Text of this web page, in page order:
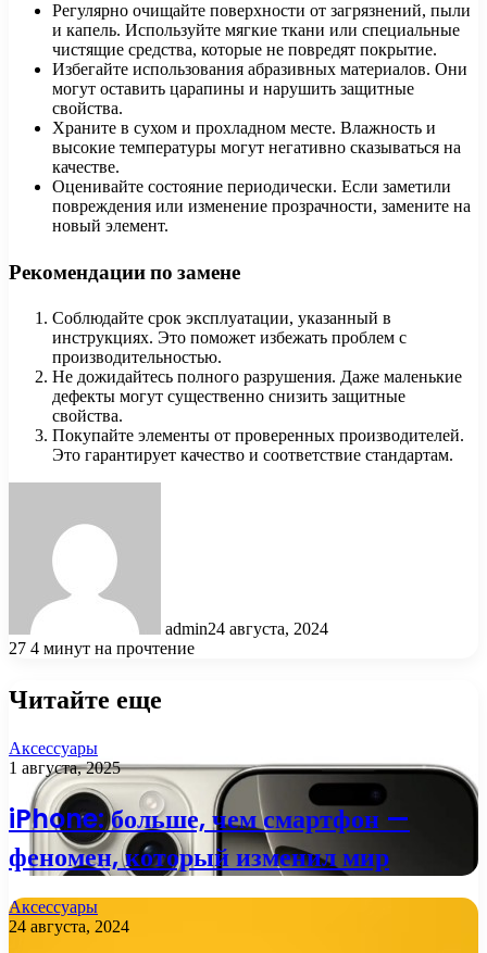
Регулярно очищайте поверхности от загрязнений, пыли
и капель. Используйте мягкие ткани или специальные
чистящие средства, которые не повредят покрытие.
Избегайте использования абразивных материалов. Они
могут оставить царапины и нарушить защитные
свойства.
Храните в сухом и прохладном месте. Влажность и
высокие температуры могут негативно сказываться на
качестве.
Оценивайте состояние периодически. Если заметили
повреждения или изменение прозрачности, замените на
новый элемент.
Рекомендации по замене
Соблюдайте срок эксплуатации, указанный в
инструкциях. Это поможет избежать проблем с
производительностью.
Не дожидайтесь полного разрушения. Даже маленькие
дефекты могут существенно снизить защитные
свойства.
Покупайте элементы от проверенных производителей.
Это гарантирует качество и соответствие стандартам.
admin24 августа, 2024
27 4 минут на прочтение
Читайте еще
Аксессуары
1 августа, 2025
iPhone: больше, чем смартфон —
феномен, который изменил мир
Аксессуары
24 августа, 2024